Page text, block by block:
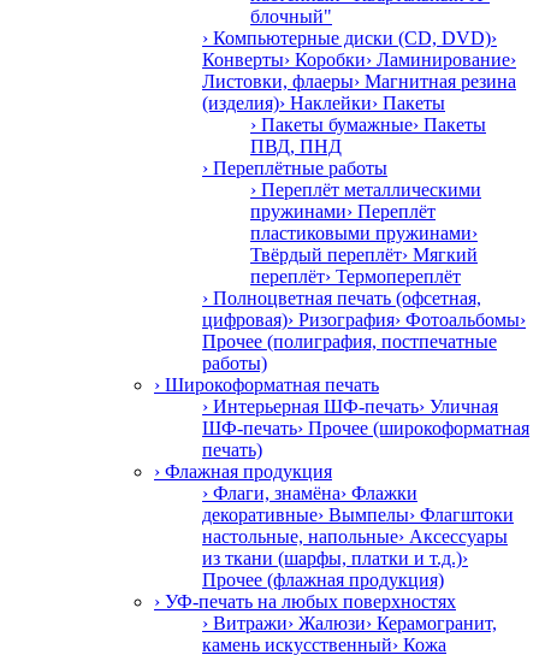
блочный"
› Компьютерные диски (CD, DVD)›
Конверты› Коробки› Ламинирование›
Листовки, флаеры› Магнитная резина
(изделия)› Наклейки› Пакеты
› Пакеты бумажные› Пакеты
ПВД, ПНД
› Переплётные работы
› Переплёт металлическими
пружинами› Переплёт
пластиковыми пружинами›
Твёрдый переплёт› Мягкий
переплёт› Термопереплёт
› Полноцветная печать (офсетная,
цифровая)› Ризография› Фотоальбомы›
Прочее (полиграфия, постпечатные
работы)
› Широкоформатная печать
› Интерьерная ШФ-печать› Уличная
ШФ-печать› Прочее (широкоформатная
печать)
› Флажная продукция
› Флаги, знамёна› Флажки
декоративные› Вымпелы› Флагштоки
настольные, напольные› Аксессуары
из ткани (шарфы, платки и т.д.)›
Прочее (флажная продукция)
› УФ-печать на любых поверхностях
› Витражи› Жалюзи› Керамогранит,
камень искусственный› Кожа